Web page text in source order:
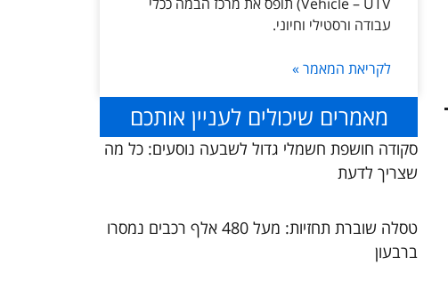
עבודה ורסטילי וחיוני.
לקריאת המאמר »
מאמרים שיכולים לעניין אותכם
סקודה חושפת חשמלי גדול לשבעה נוסעים: כל מה
שצריך לדעת
טסלה שוברת תחזיות: מעל 480 אלף רכבים נמסרו
ברבעון